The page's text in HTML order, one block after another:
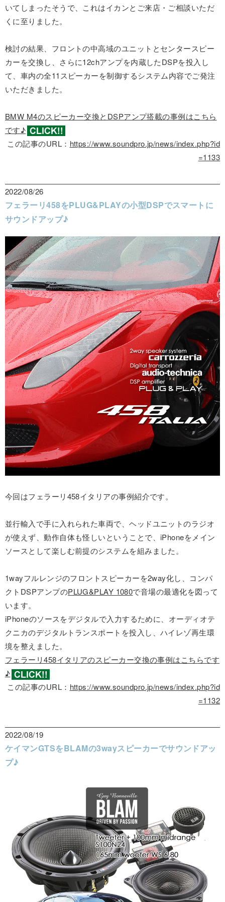
いてしまったそうで、これはイカンとご来店・ご相談いただ
くに至りました。
検討の結果、フロントの中高域のユニットとセンタースピー
カーを交換し、さらに12chアンプを内蔵したDSPを投入し
て、車内の全11スピーカーを制御するシステム内容でご発注
いただきました。
BMW M4のスピーカー交換とDSPアンプ搭載の事例はこちら
です♪
この記事のURL： https://www.soundpro.jp/news/index.php?id
=1133
2022/08/26
フェラーリ458をPLUG&PLAYの小型DSPでスマートに
サウンドアップ♪
今回はフェラーリ458イタリアの事例紹介です。
並行輸入で手に入れられた車両で、ヘッドユニットのラジオ
が使えず、動作自体も怪しいということで、iPhoneをメイン
ソースとして楽しむ前提のシステムを組みました。
1wayフルレンジのフロントスピーカーを2way化し、コンパ
クトDSPアンプのPLUG&PLAY 1080で音場の最適化を図って
います。
iPhoneのソースをデジタルで入力するために、オーディオテ
クニカのデジタルトランスポートを投入し、ハイレゾ再生環
境を整えました。
フェラーリ458イタリアのスピーカー交換の事例はこちらです
♪
この記事のURL： https://www.soundpro.jp/news/index.php?id
=1132
2022/08/19
ケイマンGTSをBLAMの3wayスピーカーでサウンドアッ
プ♪